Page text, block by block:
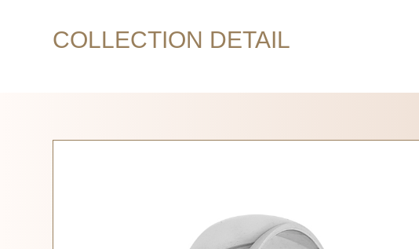
COLLECTION DETAIL